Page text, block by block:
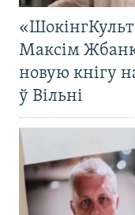
Максім
новую кнігу
ў Вільні